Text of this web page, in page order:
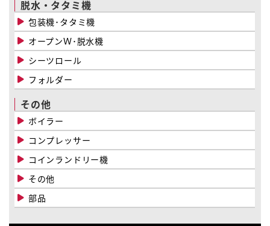
脱水・タタミ機
包装機･タタミ機
オープンＷ･脱水機
シーツロール
フォルダー
その他
ボイラー
コンプレッサー
コインランドリー機
その他
部品